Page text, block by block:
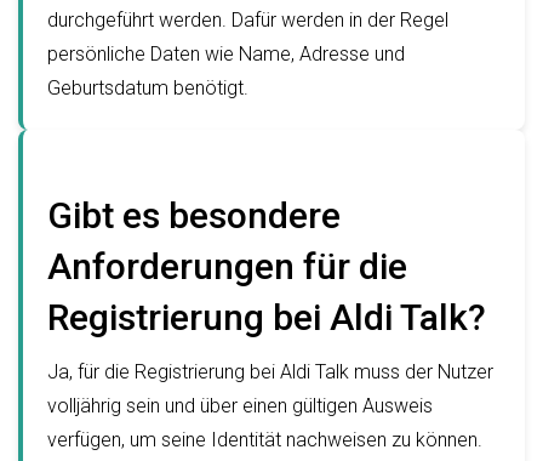
durchgeführt werden. Dafür werden in der Regel
persönliche Daten wie Name, Adresse und
Geburtsdatum benötigt.
Gibt es besondere
Anforderungen für die
Registrierung bei Aldi Talk?
Ja, für die Registrierung bei Aldi Talk muss der Nutzer
volljährig sein und über einen gültigen Ausweis
verfügen, um seine Identität nachweisen zu können.